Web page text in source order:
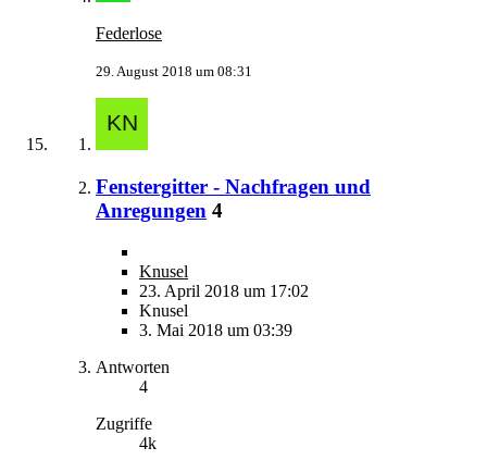
Federlose
29. August 2018 um 08:31
Fenstergitter - Nachfragen und
Anregungen 4
Knusel
23. April 2018 um 17:02
Knusel
3. Mai 2018 um 03:39
Antworten
4
Zugriffe
4k